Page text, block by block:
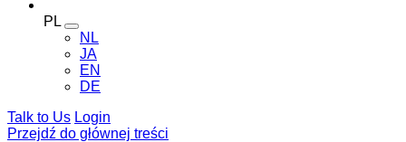
PL
Toggle
language
menu
NL
JA
EN
DE
Talk to Us Login
Przejdź do głównej treści